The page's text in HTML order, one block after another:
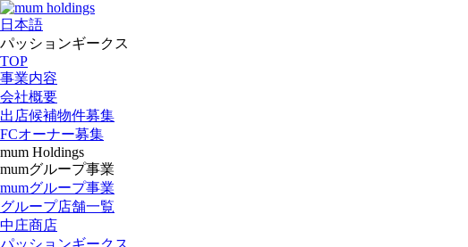
日本語
パッションギークス
TOP
事業内容
会社概要
出店候補物件募集
FCオーナー募集
mum Holdings
mumグループ事業
mumグループ事業
グループ店舗一覧
中庄商店
パッションギークス